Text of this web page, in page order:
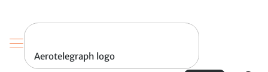
Aerotelegraph logo